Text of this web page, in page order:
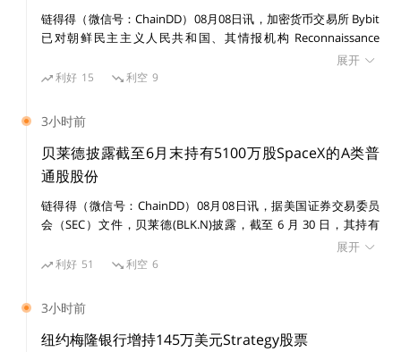
链得得（微信号：ChainDD）08月08日讯，加密货币交易所 Bybit
已对朝鲜民主主义人民共和国、其情报机构 Reconnaissance
General Bureau（RGB）及受国家制裁的黑客组织 Lazarus Group
提起民事诉讼，涉及一宗价值 15 亿美元的黑客攻击事件。 美国联
识别资产。
展开
利好 15 利空 9
3小时前
贝莱德披露截至6月末持有5100万股SpaceX的A类普
通股股份
链得得（微信号：ChainDD）08月08日讯，据美国证券交易委员
会（SEC）文件，贝莱德(BLK.N)披露，截至 6 月 30 日，其持有
展开
利好 51 利空 6
3小时前
纽约梅隆银行增持145万美元Strategy股票